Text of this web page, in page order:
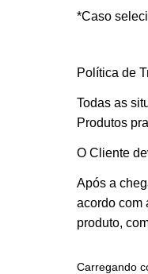
*Caso
Política de
Todas as
Produtos
O Cliente
Após a
acordo com
produto,
Carregando